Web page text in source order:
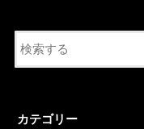
カテゴリー